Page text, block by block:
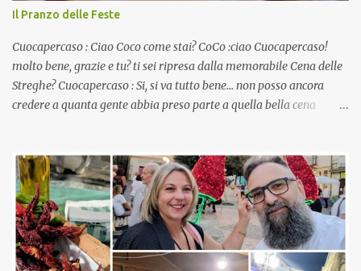
Il Pranzo delle Feste
Cuocapercaso : Ciao Coco come stai? CoCo :ciao Cuocapercaso!
molto bene, grazie e tu? ti sei ripresa dalla memorabile Cena delle
Streghe? Cuocapercaso : Si, si va tutto bene… non posso ancora
credere a quanta gente abbia preso parte a quella bella cena
pranzo, racconta un po'! Perchè io avrò ospiti e cerco degli spunti...
Cuocapercaso : A dire il vero domenica prossima non preparo
nulla perché vado al Pranzo Aziendale di fine anno organizzato dai
mie capi! CoCo : Pranzo aziendale? Una bella idea! Cuocapercaso :
si, è un modo per riunirsi tutti a fine anno e tirare le somme…
naturalmente mangiando tutti insieme, con grande convivialità!